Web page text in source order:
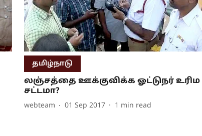
தமிழ்நாடு
லஞ்சத்தை ஊக்குவிக்க ஓட்டுநர் உரிம
சட்டமா?
webteam 01 Sep 2017 1 min read